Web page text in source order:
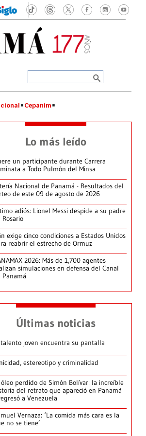
Cepanim
Lo más leído
un participante durante Carrera
a Todo Pulmón del Minsa
Nacional de Panamá - Resultados del
de este 09 de agosto de 2026
adiós: Lionel Messi despide a su padre
Rosario
exige cinco condiciones a Estados Unidos
reabrir el estrecho de Ormuz
2026: Más de 1,700 agentes
simulaciones en defensa del Canal
Panamá
Últimas noticias
joven encuentra su pantalla​
estereotipo y criminalidad
perdido de Simón Bolívar: la increíble
del retrato que apareció en Panamá
a Venezuela
Vernaza: ‘La comida más cara es la
no se tiene’